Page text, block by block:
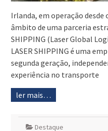
Irlanda, em operação desde
âmbito de uma parceria
SHIPPING (Laser Global
LASER SHIPPING é uma
segunda geração,
experiência no transporte
ler mais…
Destaque